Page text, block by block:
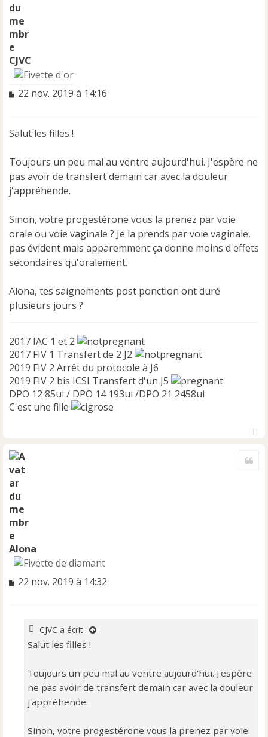
CJVC
M
a
e
n
o
n
u
22 nov. 2019 à 14:16
Salut les filles !
Toujours un peu mal au ventre aujourd'hui. J'espère ne
pas avoir de transfert demain car avec la douleur
j'appréhende.
Sinon, votre progestérone vous la prenez par voie
orale ou voie vaginale ? Je la prends par voie vaginale,
pas évident mais apparemment ça donne moins d'effets
secondaires qu'oralement.
Alona, tes saignements post ponction ont duré
plusieurs jours ?
2017 IAC 1 et 2
2017 FIV 1 Transfert de 2 J2
2019 FIV 2 Arrêt du protocole à J6
2019 FIV 2 bis ICSI Transfert d'un J5
DPO 12 85ui / DPO 14 193ui /DPO 21 2458ui
C'est une fille
Alona
M
22 nov. 2019 à 14:32
CJVC a écrit :
Salut les filles !
Toujours un peu mal au ventre aujourd'hui. J'espère
ne pas avoir de transfert demain car avec la douleur
j'appréhende.
Sinon, votre progestérone vous la prenez par voie